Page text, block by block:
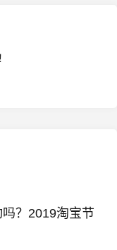
？2019淘宝节